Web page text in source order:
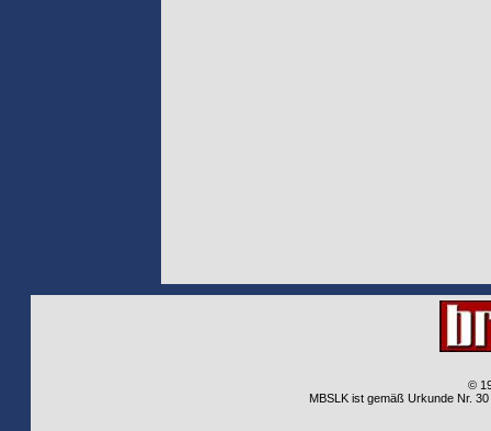
©
MBSLK ist gemäß Urkunde Nr.